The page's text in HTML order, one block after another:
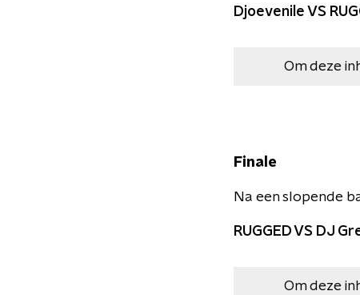
Djoevenile VS
Om deze
Finale
Na een slopende
RUGGED VS DJ
Om deze